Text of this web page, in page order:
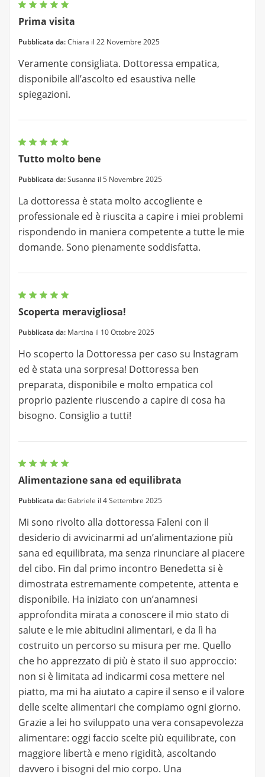
Prima visita
Pubblicata da:Chiara il 22 Novembre 2025
Veramente consigliata. Dottoressa empatica,
disponibile all’ascolto ed esaustiva nelle
spiegazioni.
Tutto molto bene
Pubblicata da:Susanna il 5 Novembre 2025
La dottoressa è stata molto accogliente e
professionale ed è riuscita a capire i miei problemi
rispondendo in maniera competente a tutte le mie
domande. Sono pienamente soddisfatta.
Scoperta meravigliosa!
Pubblicata da: Martina il 10 Ottobre 2025
Ho scoperto la Dottoressa per caso su Instagram
ed è stata una sorpresa! Dottoressa ben
preparata, disponibile e molto empatica col
proprio paziente riuscendo a capire di cosa ha
bisogno. Consiglio a tutti!
Alimentazione sana ed equilibrata
Pubblicata da:Gabriele il 4 Settembre 2025
Mi sono rivolto alla dottoressa Faleni con il
desiderio di avvicinarmi ad un’alimentazione più
sana ed equilibrata, ma senza rinunciare al piacere
del cibo. Fin dal primo incontro Benedetta si è
dimostrata estremamente competente, attenta e
disponibile. Ha iniziato con un’anamnesi
approfondita mirata a conoscere il mio stato di
salute e le mie abitudini alimentari, e da lì ha
costruito un percorso su misura per me. Quello
che ho apprezzato di più è stato il suo approccio:
non si è limitata ad indicarmi cosa mettere nel
piatto, ma mi ha aiutato a capire il senso e il valore
delle scelte alimentari che compiamo ogni giorno.
Grazie a lei ho sviluppato una vera consapevolezza
alimentare: oggi faccio scelte più equilibrate, con
maggiore libertà e meno rigidità, ascoltando
davvero i bisogni del mio corpo. Una